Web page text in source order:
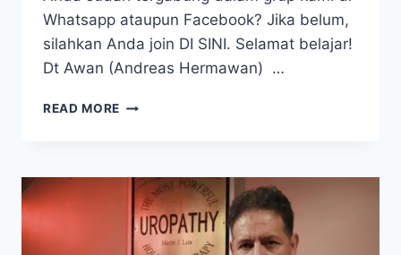
Whatsapp ataupun Facebook? Jika belum,
silahkan Anda join DI SINI. Selamat belajar!
Dt Awan (Andreas Hermawan) …
READ MORE RAHASIA